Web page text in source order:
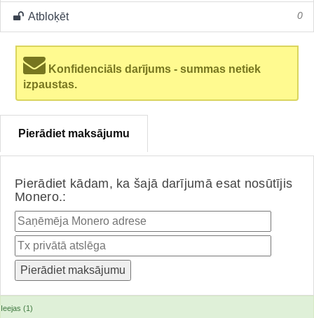
Atbloķēt 0
Konfidenciāls darījums - summas netiek
izpaustas.
Pierādiet maksājumu
Pierādiet kādam, ka šajā darījumā esat nosūtījis
Monero.:
Ieejas (1)